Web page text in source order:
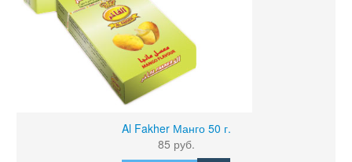
Al Fakher Манго 50 г.
85 руб.